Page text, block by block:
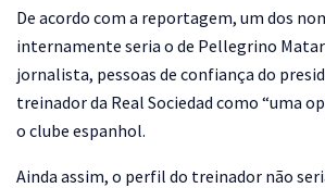
De acordo com a reportagem, um dos
internamente seria o de Pellegrino
jornalista, pessoas de confiança do
treinador da Real Sociedad como “uma
o clube espanhol.
Ainda assim, o perfil do treinador não